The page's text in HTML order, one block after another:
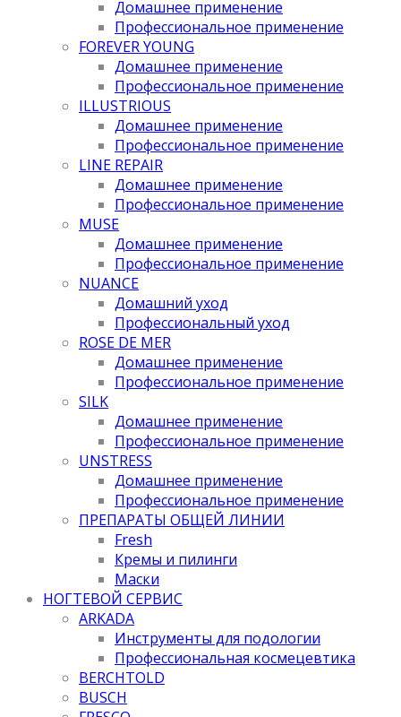
Домашнее применение
Профессиональное применение
FOREVER YOUNG
Домашнее применение
Профессиональное применение
ILLUSTRIOUS
Домашнее применение
Профессиональное применение
LINE REPAIR
Домашнее применение
Профессиональное применение
MUSE
Домашнее применение
Профессиональное применение
NUANCE
Домашний уход
Профессиональный уход
ROSE DE MER
Домашнее применение
Профессиональное применение
SILK
Домашнее применение
Профессиональное применение
UNSTRESS
Домашнее применение
Профессиональное применение
ПРЕПАРАТЫ ОБЩЕЙ ЛИНИИ
Fresh
Кремы и пилинги
Маски
НОГТЕВОЙ СЕРВИС
ARKADA
Инструменты для подологии
Профессиональная космецевтика
BERCHTOLD
BUSCH